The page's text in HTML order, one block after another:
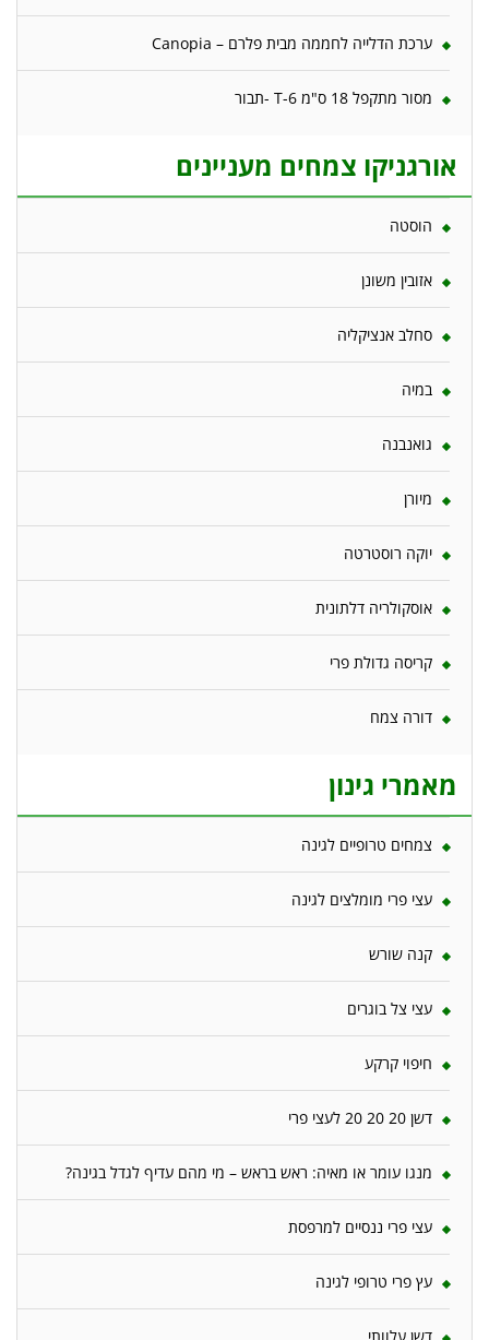
ערכת הדלייה לחממה מבית פלרם – Canopia
מסור מתקפל 18 ס"מ T-6 -תבור
אורגניקו צמחים מעניינים
הוסטה
אזובין משונן
סחלב אנציקליה
במיה
גואנבנה
מיורן
יוקה רוסטרטה
אוסקולריה דלתונית
קריסה גדולת פרי
דורה צמח
מאמרי גינון
צמחים טרופיים לגינה
עצי פרי מומלצים לגינה
קנה שורש
עצי צל בוגרים
חיפוי קרקע
דשן 20 20 20 לעצי פרי
מנגו עומר או מאיה: ראש בראש – מי מהם עדיף לגדל בגינה?
עצי פרי ננסיים למרפסת
עץ פרי טרופי לגינה